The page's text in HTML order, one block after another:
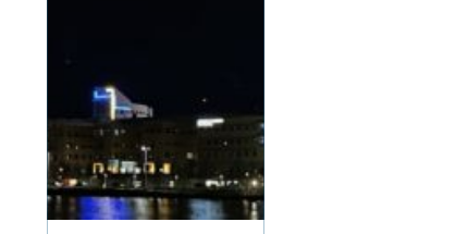
man ska agera, utan
hu...